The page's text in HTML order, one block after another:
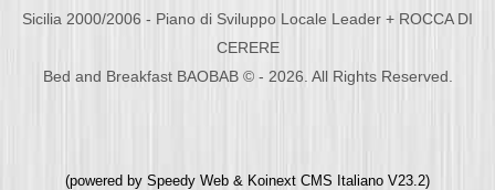
Sicilia 2000/2006 - Piano di Sviluppo Locale Leader + ROCCA DI
CERERE
Bed and Breakfast BAOBAB © - 2026. All Rights Reserved.
(powered by Speedy Web & Koinext CMS Italiano V23.2)